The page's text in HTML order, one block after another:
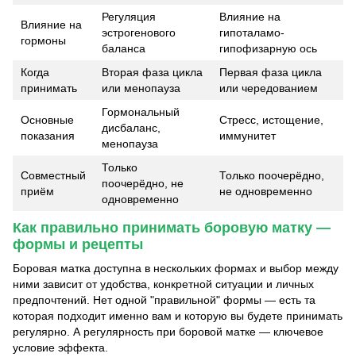
Влияние на
гормоны
Регуляция
эстрогенового
баланса
Влияние на
гипоталамо-
гипофизарную ось
Когда
принимать
Вторая фаза цикла
или менопауза
Первая фаза цикла
или чередованием
Основные
показания
Гормональный
дисбаланс,
менопауза
Стресс, истощение,
иммунитет
Совместный
приём
Только
поочерёдно, не
одновременно
Только поочерёдно,
не одновременно
Как правильно принимать боровую матку —
формы и рецепты
Боровая матка доступна в нескольких формах и выбор между
ними зависит от удобства, конкретной ситуации и личных
предпочтений. Нет одной "правильной" формы — есть та
которая подходит именно вам и которую вы будете принимать
регулярно. А регулярность при боровой матке — ключевое
условие эффекта.